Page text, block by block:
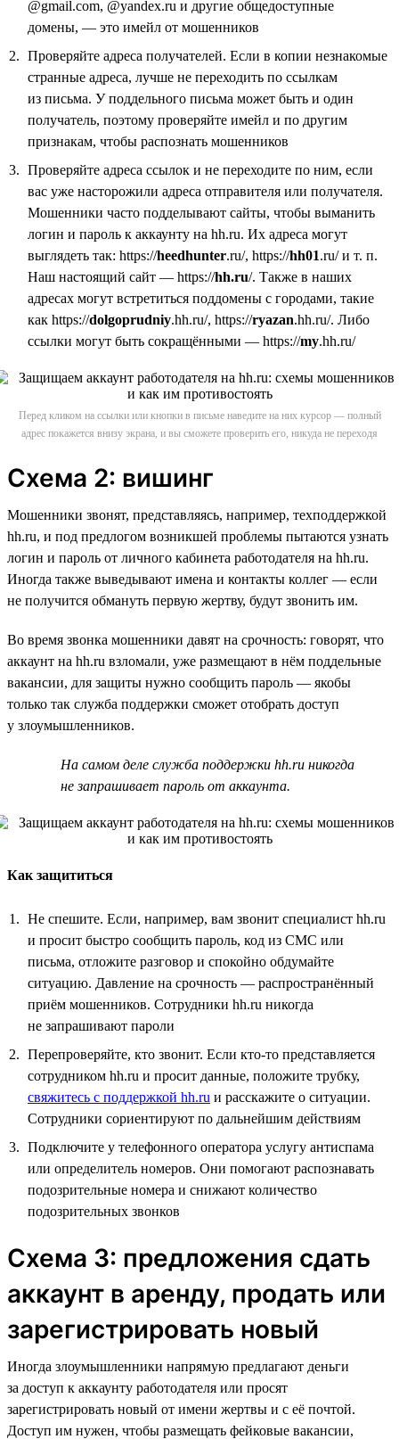
@gmail.com, @yandex.ru и другие общедоступные
домены, — это имейл от мошенников
Проверяйте адреса получателей. Если в копии незнакомые
странные адреса, лучше не переходить по ссылкам
из письма. У поддельного письма может быть и один
получатель, поэтому проверяйте имейл и по другим
признакам, чтобы распознать мошенников
Проверяйте адреса ссылок и не переходите по ним, если
вас уже насторожили адреса отправителя или получателя.
Мошенники часто подделывают сайты, чтобы выманить
логин и пароль к аккаунту на hh.ru. Их адреса могут
выглядеть так: https://heedhunter.ru/, https://hh01.ru/ и т. п.
Наш настоящий сайт — https://hh.ru/. Также в наших
адресах могут встретиться поддомены с городами, такие
как https://dolgoprudniy.hh.ru/, https://ryazan.hh.ru/. Либо
ссылки могут быть сокращёнными — https://my.hh.ru/
Перед кликом на ссылки или кнопки в письме наведите на них курсор — полный
адрес покажется внизу экрана, и вы сможете проверить его, никуда не переходя
Схема 2: вишинг
Мошенники звонят, представляясь, например, техподдержкой
hh.ru, и под предлогом возникшей проблемы пытаются узнать
логин и пароль от личного кабинета работодателя на hh.ru.
Иногда также выведывают имена и контакты коллег — если
не получится обмануть первую жертву, будут звонить им.
Во время звонка мошенники давят на срочность: говорят, что
аккаунт на hh.ru взломали, уже размещают в нём поддельные
вакансии, для защиты нужно сообщить пароль — якобы
только так служба поддержки сможет отобрать доступ
у злоумышленников.
На самом деле служба поддержки hh.ru никогда
не запрашивает пароль от аккаунта.
Как защититься
Не спешите. Если, например, вам звонит специалист hh.ru
и просит быстро сообщить пароль, код из СМС или
письма, отложите разговор и спокойно обдумайте
ситуацию. Давление на срочность — распространённый
приём мошенников. Сотрудники hh.ru никогда
не запрашивают пароли
Перепроверяйте, кто звонит. Если кто-то представляется
сотрудником hh.ru и просит данные, положите трубку,
свяжитесь с поддержкой hh.ru и расскажите о ситуации.
Сотрудники сориентируют по дальнейшим действиям
Подключите у телефонного оператора услугу антиспама
или определитель номеров. Они помогают распознавать
подозрительные номера и снижают количество
подозрительных звонков
Схема 3: предложения сдать
аккаунт в аренду, продать или
зарегистрировать новый
Иногда злоумышленники напрямую предлагают деньги
за доступ к аккаунту работодателя или просят
зарегистрировать новый от имени жертвы и с её почтой.
Доступ им нужен, чтобы размещать фейковые вакансии,